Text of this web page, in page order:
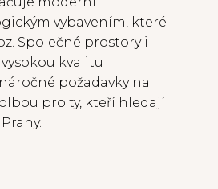
vybavením, které
Společné prostory i
kvalitu
požadavky na
pro ty, kteří hledají